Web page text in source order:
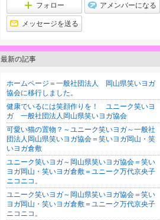
フォロー アメンバーになる
メッセージを送る
最新の記事
ホームページ＝一般社団法人 岡山県笑いヨガ
協会に移行しました。
健康でいるには笑顔作りを！ ユニーク笑いヨ
ガ 一般社団法人岡山県笑いヨガ協会
可愛い猫の置物？～ユニーク笑いヨガ～一般社
団法人岡山県笑いヨガ協会＝笑いヨガ岡山・笑
いヨガ倉敷
ユニーク笑いヨガ～岡山県笑いヨガ協会＝笑い
ヨガ岡山・笑いヨガ倉敷＝ユニーク万代京央子
ニコニコ。
ユニーク笑いヨガ～岡山県笑いヨガ協会＝笑い
ヨガ岡山・笑いヨガ倉敷＝ユニーク万代京央子
ニコニコ。